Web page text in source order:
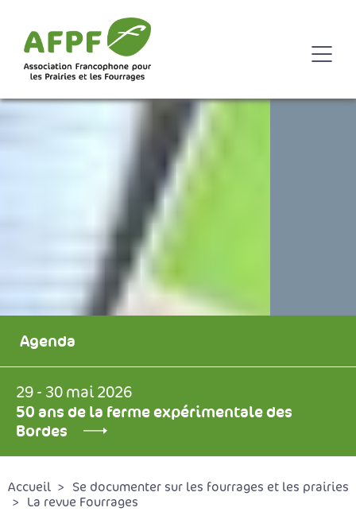
Agenda
29 - 30 mai 2026
50 ans de la ferme expérimentale des
Bordes
Accueil
Se documenter sur les fourrages et les prairies
La revue Fourrages